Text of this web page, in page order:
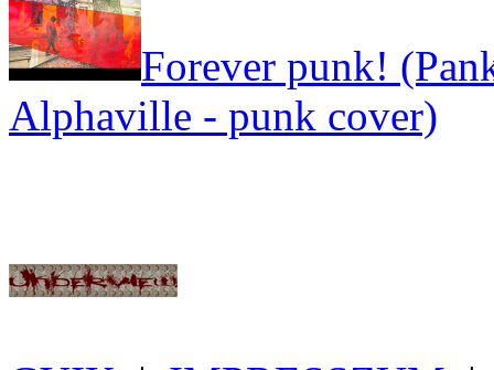
Forever punk!
Alphaville - punk cover)